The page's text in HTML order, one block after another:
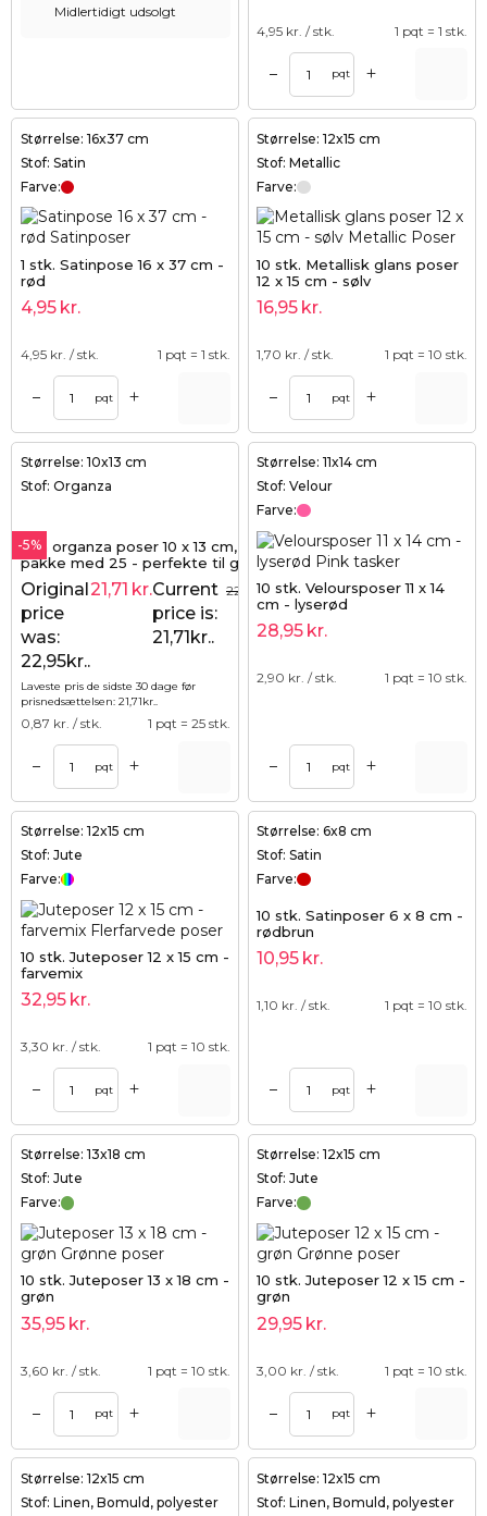
Midlertidigt udsolgt
4,95 kr. / stk. 1 pqt = 1 stk.
– pqt +
Størrelse: 16x37 cm
Stof: Satin
Farve:
1 stk. Satinpose 16 x 37 cm -
rød
4,95 kr.
4,95 kr. / stk. 1 pqt = 1 stk.
– pqt +
Størrelse: 12x15 cm
Stof: Metallic
Farve:
10 stk. Metallisk glans poser
12 x 15 cm - sølv
16,95 kr.
1,70 kr. / stk. 1 pqt = 10 stk.
– pqt +
Størrelse: 10x13 cm
Stof: Organza
-5%
Lilla organza poser 10 x 13 cm,
pakke med 25 - perfekte til gaver
og smykker
22,95 kr.
Original
price
was:
22,95kr..
21,71 kr.Current
price is:
21,71kr..
Laveste pris de sidste 30 dage før
prisnedsættelsen: 21,71kr..
0,87 kr. / stk. 1 pqt = 25 stk.
– pqt +
Størrelse: 11x14 cm
Stof: Velour
Farve:
10 stk. Veloursposer 11 x 14
cm - lyserød
28,95 kr.
2,90 kr. / stk. 1 pqt = 10 stk.
– pqt +
Størrelse: 12x15 cm
Stof: Jute
Farve:
10 stk. Juteposer 12 x 15 cm -
farvemix
32,95 kr.
3,30 kr. / stk. 1 pqt = 10 stk.
– pqt +
Størrelse: 6x8 cm
Stof: Satin
Farve:
10 stk. Satinposer 6 x 8 cm -
rødbrun
10,95 kr.
1,10 kr. / stk. 1 pqt = 10 stk.
– pqt +
Størrelse: 13x18 cm
Stof: Jute
Farve:
10 stk. Juteposer 13 x 18 cm -
grøn
35,95 kr.
3,60 kr. / stk. 1 pqt = 10 stk.
– pqt +
Størrelse: 12x15 cm
Stof: Jute
Farve:
10 stk. Juteposer 12 x 15 cm -
grøn
29,95 kr.
3,00 kr. / stk. 1 pqt = 10 stk.
– pqt +
Størrelse: 12x15 cm
Stof: Linen, Bomuld, polyester
Størrelse: 12x15 cm
Stof: Linen, Bomuld, polyester